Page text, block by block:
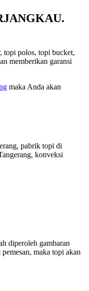
topi polos, topi bucket,
memberikan garansi
maka Anda akan
pabrik topi di
konveksi
diperoleh gambaran
maka topi akan